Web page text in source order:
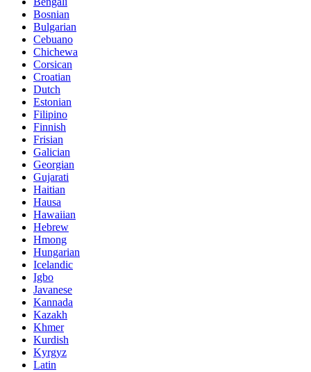
Bosnian
Bulgarian
Cebuano
Chichewa
Corsican
Croatian
Dutch
Estonian
Filipino
Finnish
Frisian
Galician
Georgian
Gujarati
Haitian
Hausa
Hawaiian
Hebrew
Hmong
Hungarian
Icelandic
Igbo
Javanese
Kannada
Kazakh
Khmer
Kurdish
Kyrgyz
Latin